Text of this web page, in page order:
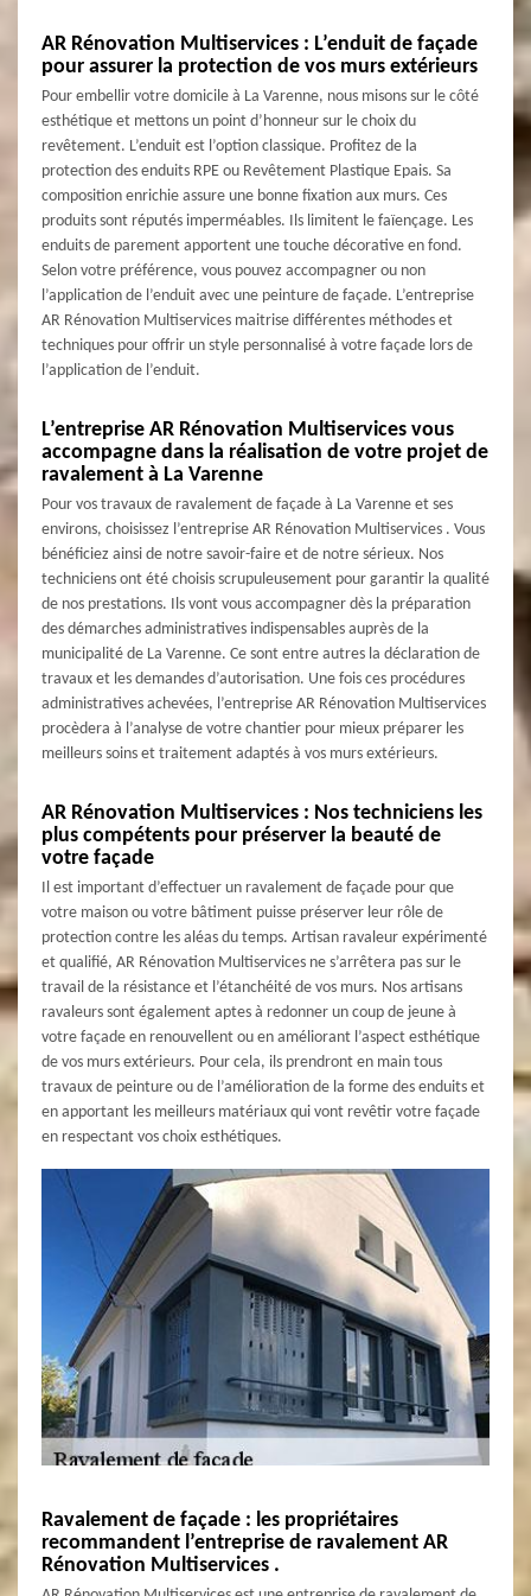
AR Rénovation Multiservices : L’enduit de façade
pour assurer la protection de vos murs extérieurs
Pour embellir votre domicile à La Varenne, nous misons sur le côté
esthétique et mettons un point d’honneur sur le choix du
revêtement. L’enduit est l’option classique. Profitez de la
protection des enduits RPE ou Revêtement Plastique Epais. Sa
composition enrichie assure une bonne fixation aux murs. Ces
produits sont réputés imperméables. Ils limitent le faïençage. Les
enduits de parement apportent une touche décorative en fond.
Selon votre préférence, vous pouvez accompagner ou non
l’application de l’enduit avec une peinture de façade. L’entreprise
AR Rénovation Multiservices maitrise différentes méthodes et
techniques pour offrir un style personnalisé à votre façade lors de
l’application de l’enduit.
L’entreprise AR Rénovation Multiservices vous
accompagne dans la réalisation de votre projet de
ravalement à La Varenne
Pour vos travaux de ravalement de façade à La Varenne et ses
environs, choisissez l’entreprise AR Rénovation Multiservices . Vous
bénéficiez ainsi de notre savoir-faire et de notre sérieux. Nos
techniciens ont été choisis scrupuleusement pour garantir la qualité
de nos prestations. Ils vont vous accompagner dès la préparation
des démarches administratives indispensables auprès de la
municipalité de La Varenne. Ce sont entre autres la déclaration de
travaux et les demandes d’autorisation. Une fois ces procédures
administratives achevées, l’entreprise AR Rénovation Multiservices
procèdera à l’analyse de votre chantier pour mieux préparer les
meilleurs soins et traitement adaptés à vos murs extérieurs.
AR Rénovation Multiservices : Nos techniciens les
plus compétents pour préserver la beauté de
votre façade
Il est important d’effectuer un ravalement de façade pour que
votre maison ou votre bâtiment puisse préserver leur rôle de
protection contre les aléas du temps. Artisan ravaleur expérimenté
et qualifié, AR Rénovation Multiservices ne s’arrêtera pas sur le
travail de la résistance et l’étanchéité de vos murs. Nos artisans
ravaleurs sont également aptes à redonner un coup de jeune à
votre façade en renouvellent ou en améliorant l’aspect esthétique
de vos murs extérieurs. Pour cela, ils prendront en main tous
travaux de peinture ou de l’amélioration de la forme des enduits et
en apportant les meilleurs matériaux qui vont revêtir votre façade
en respectant vos choix esthétiques.
Ravalement de façade : les propriétaires
recommandent l’entreprise de ravalement AR
Rénovation Multiservices .